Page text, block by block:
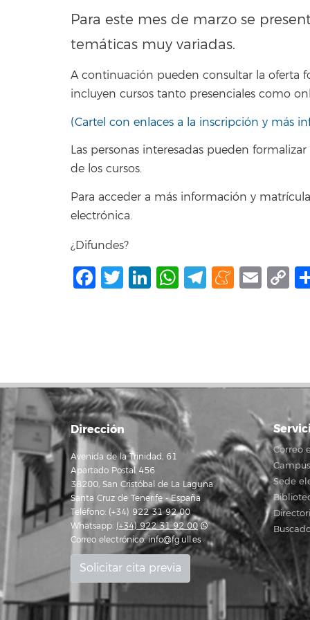
Para este mes de marzo se
temáticas muy variadas.
A continuación pueden consultar la oferta
incluyen cursos tanto presenciales como
(Cartel con enlaces a la inscripción y más
Las personas interesadas pueden
de los cursos.
Para acceder a más información y
electrónica.
¿Difundes?
Facebook
Twitter
LinkedIn
WhatsApp
Telegram
Dirección
Avenida de la Trinidad, 61
Apartado Postal 456
38200, San Cristóbal de La Laguna
Santa Cruz de Tenerife - España
Teléfono: (+34) 922 31 92 00
Whatsapp: (+34) 922 31 92 00
Correo electrónico:info@fg.ull.es
Solicitar cita previa
Correo
Sede